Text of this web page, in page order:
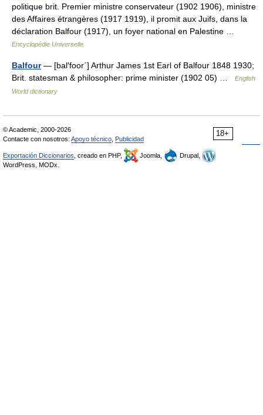
politique brit. Premier ministre conservateur (1902 1906), ministre
des Affaires étrangères (1917 1919), il promit aux Juifs, dans la
déclaration Balfour (1917), un foyer national en Palestine …
Encyclopédie Universelle
Balfour— [bal′foor΄] Arthur James 1st Earl of Balfour 1848 1930;
Brit. statesman & philosopher: prime minister (1902 05) …
English
World dictionary
18+
© Academic, 2000-2026
Contacte con nosotros: Apoyo técnico Publicidad
Exportación Diccionarios , creado en PHP, Joomla,
Drupal,
WordPress, MODx.